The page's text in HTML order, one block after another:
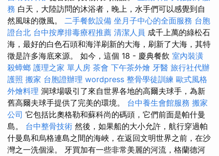
務 白天，大陸訪問的沐浴者，晚上，水手們可以感覺到自
然風味的微風。 二手餐飲設備 坐月子中心的全面服務 台胞
證台北 台中按摩排毒療程推薦 清潔人員 成千上萬的綠松石
海，最好的白色石頭和海洋刷新的大海，刷新了大海，其特
徵是許多海底來源。 如今，這個 18 - 慶典餐飲 室內裝潢
殺蟑螂 護理之家 單人房 茶會 下午茶外燴 牙醫 旅行社代辦
護照 搬家 台胞證辦理 wordpress 整骨學徒訓練 歐式風格
外燴料理 洞球場吸引了來自世界各地的高爾夫球手，為新
舊高爾夫球手提供了完美的環境。 台中養生會館服務 搬家
公司 它包括比奧格勒和蘇科尚的碼頭，它們前面是帕什曼
島。 台中整骨技術 然後，如果船的大小允許，航行穿過帕
什曼島和烏格連島之間的海峽，在返回文明世界之前，在沙
灣之一洗個澡。 牙買加有一些非常美麗的河流，格蘭德河